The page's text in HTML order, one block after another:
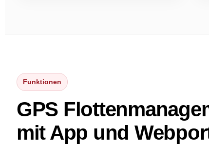
Funktionen
GPS
mit App und